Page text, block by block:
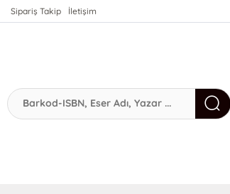
Sipariş Takip İletişim